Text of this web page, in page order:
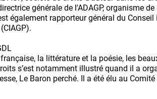
générale de l'ADAGP, organisme
également rapporteur général du
la littérature et la poésie, les
s’est notamment illustré quand il a
Le Baron perché. Il a été élu au